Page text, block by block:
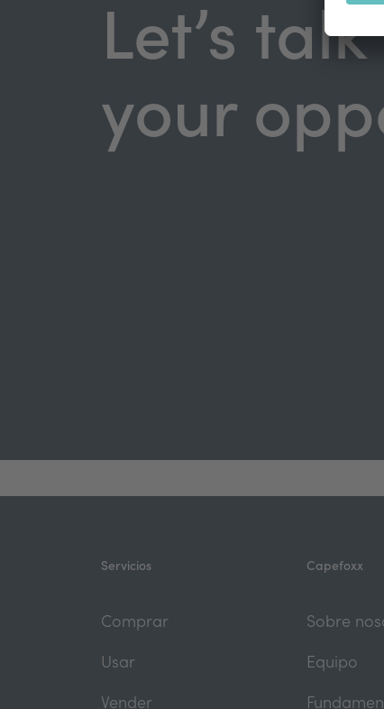
Let’s
your
Servicios
Comprar
Usar
Vender
Capefoxx
Sobre
Equipo